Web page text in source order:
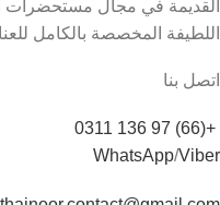
القديمة في مجال مستحضرات
اللطيفة المخصصة بالكامل
اتصل بنا
+(66) 97 136 0311
WhatsApp/Viber